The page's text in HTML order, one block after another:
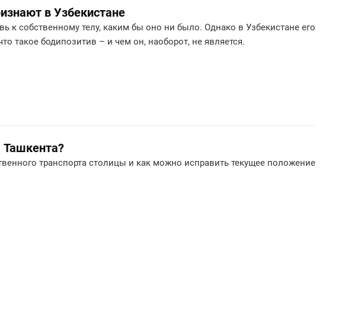
в Узбекистане
к собственному телу, каким бы оно ни было. Однако в Узбекистане его
такое бодипозитив – и чем он, наоборот, не является.
транспорта столицы и как можно исправить текущее положение